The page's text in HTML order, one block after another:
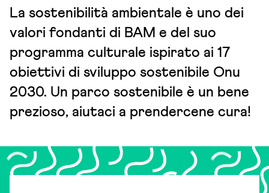
La sostenibilità ambientale è uno dei
valori fondanti di BAM e del suo
programma culturale ispirato ai 17
obiettivi di sviluppo sostenibile Onu
2030. Un parco sostenibile è un bene
prezioso, aiutaci a prendercene cura!